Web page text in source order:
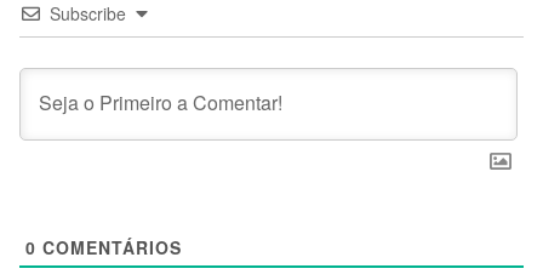
Subscribe
0 COMENTÁRIOS